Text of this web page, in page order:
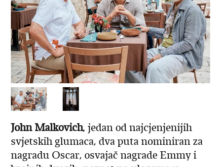
John Malkovich, jedan od najcjenjenijih
svjetskih glumaca, dva puta nominiran za
nagradu Oscar, osvajač nagrade Emmy i